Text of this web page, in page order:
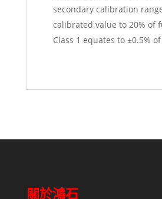
secondary calibration
calibrated value to 20% of
Class 1 equates to ±0.5%
關於鴻石